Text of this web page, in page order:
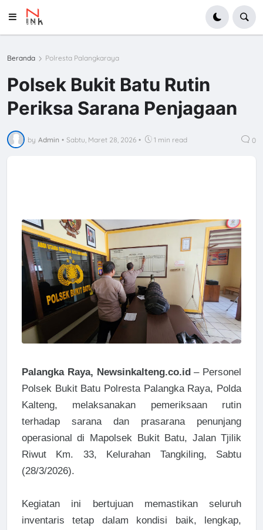
Beranda Polresta Palangkaraya
Polsek Bukit Batu Rutin
Periksa Sarana Penjagaan
by Admin • Sabtu, Maret 28, 2026 • 1 min read 0
Palangka Raya, Newsinkalteng.co.id– Personel
Polsek Bukit Batu Polresta Palangka Raya, Polda
Kalteng, melaksanakan pemeriksaan rutin
terhadap sarana dan prasarana penunjang
operasional di Mapolsek Bukit Batu, Jalan Tjilik
Riwut Km. 33, Kelurahan Tangkiling, Sabtu
(28/3/2026).
Kegiatan ini bertujuan memastikan seluruh
inventaris tetap dalam kondisi baik, lengkap,